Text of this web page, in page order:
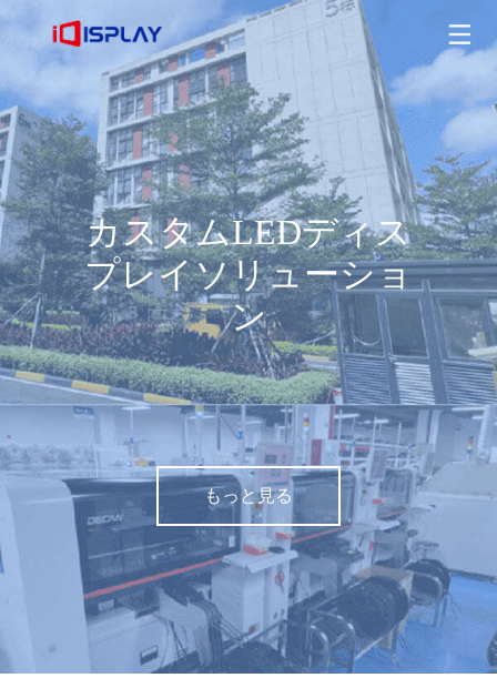
カスタムLEDディス
プレイソリューショ
ン
もっと見る
カスタムLEDディスプレイソリューション
もっと見る